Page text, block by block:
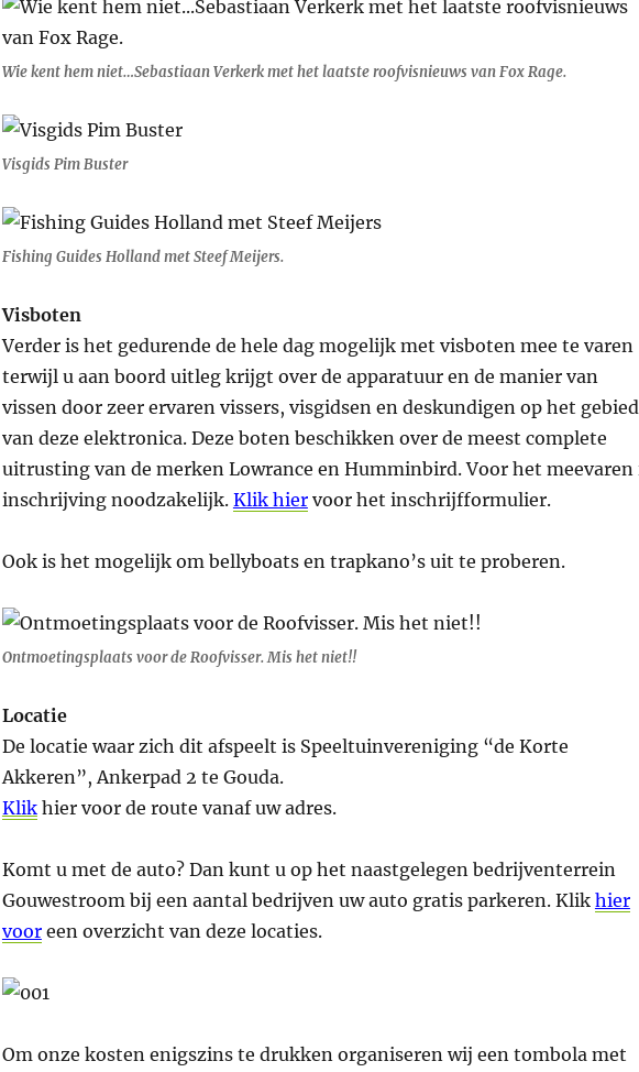
Wie kent hem niet…Sebastiaan Verkerk met het laatste roofvisnieuws van Fox Rage.
Visgids Pim Buster
Fishing Guides Holland met Steef Meijers.
Visboten
Verder is het gedurende de hele dag mogelijk met visboten mee te varen
terwijl u aan boord uitleg krijgt over de apparatuur en de manier van
vissen door zeer ervaren vissers, visgidsen en deskundigen op het gebied
van deze elektronica. Deze boten beschikken over de meest complete
uitrusting van de merken Lowrance en Humminbird. Voor het meevaren
inschrijving noodzakelijk. Klik hiervoor het inschrijfformulier.
Ook is het mogelijk om bellyboats en trapkano’s uit te proberen.
Ontmoetingsplaats voor de Roofvisser. Mis het niet!!
Locatie
De locatie waar zich dit afspeelt is Speeltuinvereniging “de Korte
Akkeren”, Ankerpad 2 te Gouda.
Klikhier voor de route vanaf uw adres.
Komt u met de auto? Dan kunt u op het naastgelegen bedrijventerrein
Gouwestroom bij een aantal bedrijven uw auto gratis parkeren. Klik hier
vooreen overzicht van deze locaties.
Om onze kosten enigszins te drukken organiseren wij een tombola met